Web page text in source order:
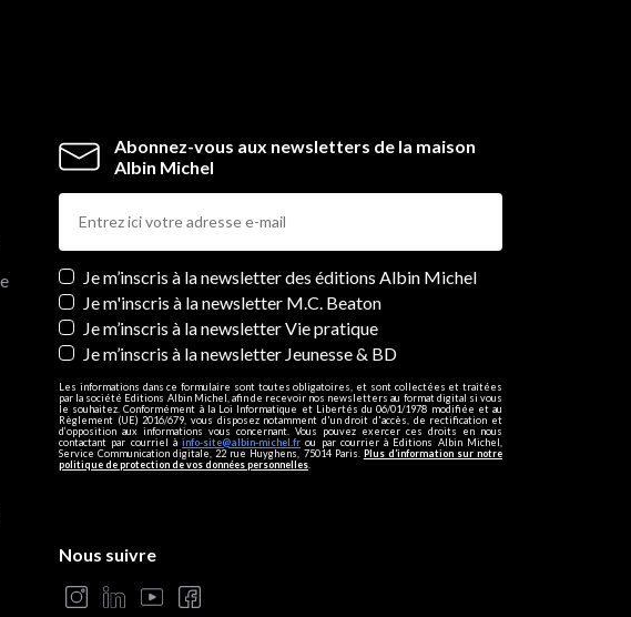
Abonnez-vous aux newsletters de la maison
Albin Michel
Newsletters
Je m’inscris à la newsletter des éditions Albin Michel
Je m'inscris à la newsletter M.C. Beaton
Je m’inscris à la newsletter Vie pratique
Je m’inscris à la newsletter Jeunesse & BD
Les informations dans ce formulaire sont toutes obligatoires, et sont collectées et traitées
par la société Editions Albin Michel, afin de recevoir nos newsletters au format digital si vous
le souhaitez. Conformément à la Loi Informatique et Libertés du 06/01/1978 modifiée et au
Règlement (UE) 2016/679, vous disposez notamment d'un droit d'accès, de rectification et
d’opposition aux informations vous concernant. Vous pouvez exercer ces droits en nous
contactant par courriel àinfo-site@albin-michel.fr ou par courrier à Editions Albin Michel,
Service Communication digitale, 22 rue Huyghens, 75014 Paris. Plus d’information sur notre
politique de protection de vos données personnelles
Nous suivre